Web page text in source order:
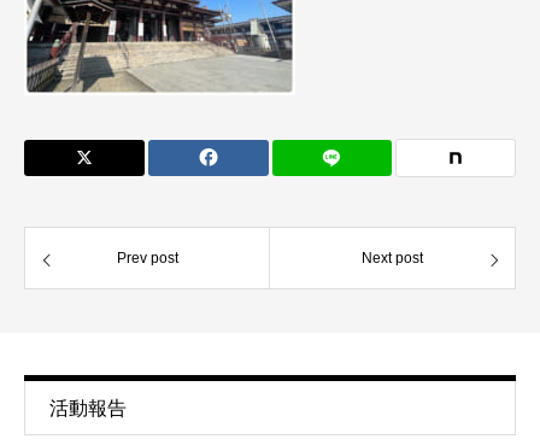
Prev post Next post
活動報告